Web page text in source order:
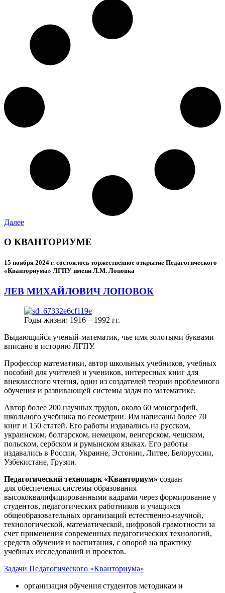
Далее
О КВАНТОРИУМЕ
15 ноября 2024 г. состоялось торжественное открытие Педагогического
«Кванториума» ЛГПУ имени Л.М. Лоповка
ЛЕВ МИХАЙЛОВИЧ ЛОПОВОК
Годы жизни: 1916 – 1992 гг.
Выдающийся ученый-математик, чье имя золотыми буквами
вписано в историю ЛГПУ.
Профессор математики, автор школьных учебников, учебных
пособий для учителей и учеников, интересных книг для
внеклассного чтения, один из создателей теории проблемного
обучения и развивающей системы задач по математике.
Автор более 200 научных трудов, около 60 монографий,
школьного учебника по геометрии. Им написаны более 70
книг и 150 статей. Его работы издавались на русском,
украинском, болгарском, немецком, венгерском, чешском,
польском, сербском и румынском языках. Его работы
издавались в России, Украине, Эстонии, Литве, Белоруссии,
Узбекистане, Грузии.
Педагогический технопарк «Кванториум» создан
для обеспечения системы образования
высококвалифицированными кадрами через формирование у
студентов, педагогических работников и учащихся
общеобразовательных организаций естественно-научной,
технологической, математической, цифровой грамотности за
счет применения современных педагогических технологий,
средств обучения и воспитания, с опорой на практику
учебных исследований и проектов.
Задачи Педагогического «Кванториума»
организация обучения студентов методикам и